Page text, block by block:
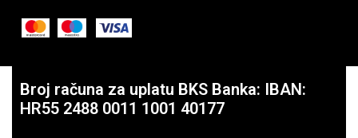
Broj računa za uplatu BKS Banka: IBAN:
HR55 2488 0011 1001 40177